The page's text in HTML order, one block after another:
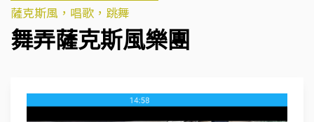
薩克斯風，唱歌，跳舞
舞弄薩克斯風樂團